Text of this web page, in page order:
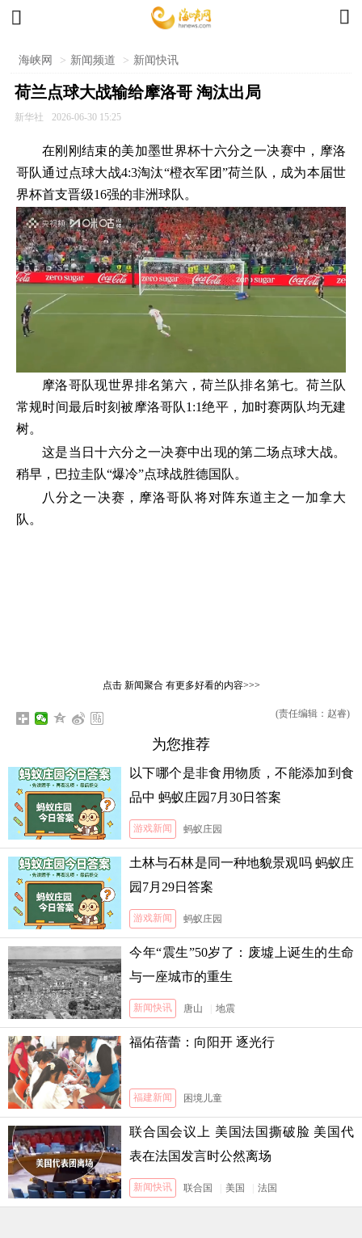
 
海峡网 > 新闻频道 > 新闻快讯
荷兰点球大战输给摩洛哥 淘汰出局
新华社 2026-06-30 15:25
在刚刚结束的美加墨世界杯十六分之一决赛中，摩洛
哥队通过点球大战4:3淘汰“橙衣军团”荷兰队，成为本届世
界杯首支晋级16强的非洲球队。
摩洛哥队现世界排名第六，荷兰队排名第七。荷兰队
常规时间最后时刻被摩洛哥队1:1绝平，加时赛两队均无建
树。
这是当日十六分之一决赛中出现的第二场点球大战。
稍早，巴拉圭队“爆冷”点球战胜德国队。
八分之一决赛，摩洛哥队将对阵东道主之一加拿大
队。
点击 新闻聚合有更多好看的内容>>>
(责任编辑：赵睿)
为您推荐
以下哪个是非食用物质，不能添加到食
品中 蚂蚁庄园7月30日答案
游戏新闻 蚂蚁庄园
土林与石林是同一种地貌景观吗 蚂蚁庄
园7月29日答案
游戏新闻 蚂蚁庄园
今年“震生”50岁了：废墟上诞生的生命
与一座城市的重生
新闻快讯 唐山 地震
福佑蓓蕾：向阳开 逐光行
福建新闻 困境儿童
联合国会议上 美国法国撕破脸 美国代
表在法国发言时公然离场
新闻快讯 联合国 美国 法国